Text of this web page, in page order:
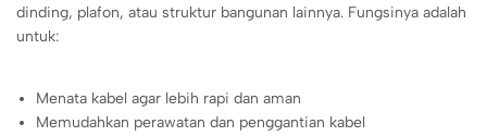
dinding, plafon, atau struktur bangunan lainnya. Fungsinya adalah
untuk:
Menata kabel agar lebih rapi dan aman
Memudahkan perawatan dan penggantian kabel